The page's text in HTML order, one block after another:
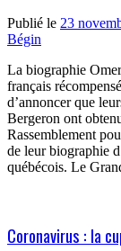
Publié le 23
Bégin
La biographie
français
d’annoncer que
Bergeron ont
Rassemblement
de leur biographie
québécois. Le
Coronavirus : la